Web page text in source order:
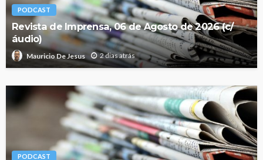
PODCAST
Revista de Imprensa, 06 de Agosto de 2026 (c/
áudio)
Mauricio De Jesus 2 dias atrás
PODCAST